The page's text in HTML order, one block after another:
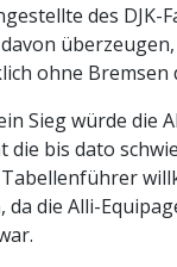
des DJK-
ohne Bremsen
Sieg würde die
die bis dato
die Alli-